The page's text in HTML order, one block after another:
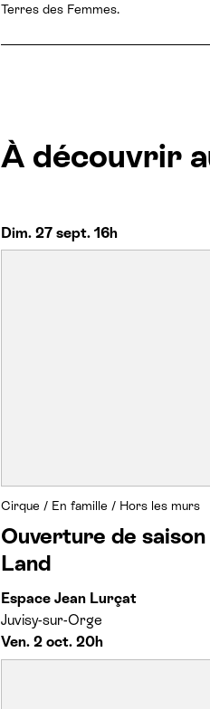
Terres des Femmes.
À découvrir
Dim. 27 sept. 16h
Cirque / En famille / Hors les murs
Ouverture de
Land
Espace Jean Lurçat
Juvisy-sur-Orge
Ven. 2 oct. 20h